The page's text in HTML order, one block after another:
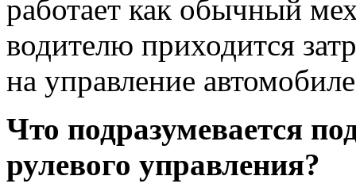
работает как обычный
водителю приходится
на управление
Что подразумевается
рулевого управления?